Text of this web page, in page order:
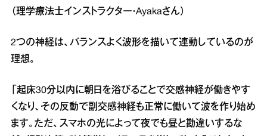
（理学療法士インストラクター・Ayakaさん）
2つの神経は、バランスよく波形を描いて連動しているのが
理想。
「起床30分以内に朝日を浴びることで交感神経が働きやす
くなり、その反動で副交感神経も正常に働いて波を作り始め
ます。ただ、スマホの光によって夜でも昼と勘違いするな